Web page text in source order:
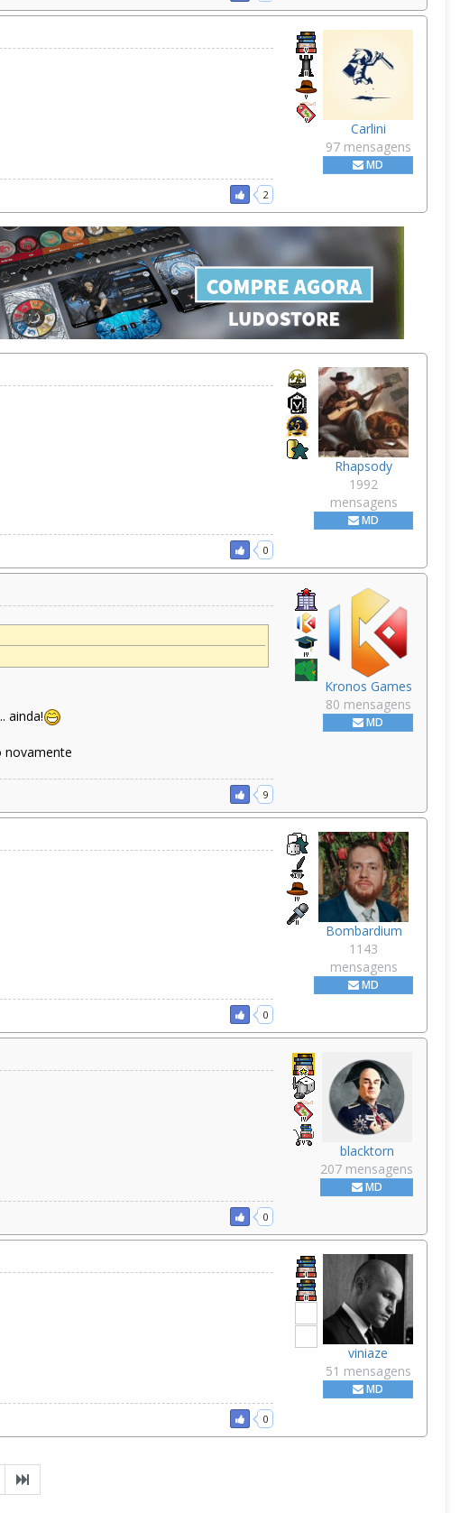
Carlini
97 mensagens
MD
2
Rhapsody
1992
mensagens
MD
0
Kronos Games
80 mensagens
MD
ainda!
novamente
9
Bombardium
1143
mensagens
MD
0
blacktorn
207 mensagens
MD
0
viniaze
51 mensagens
MD
0